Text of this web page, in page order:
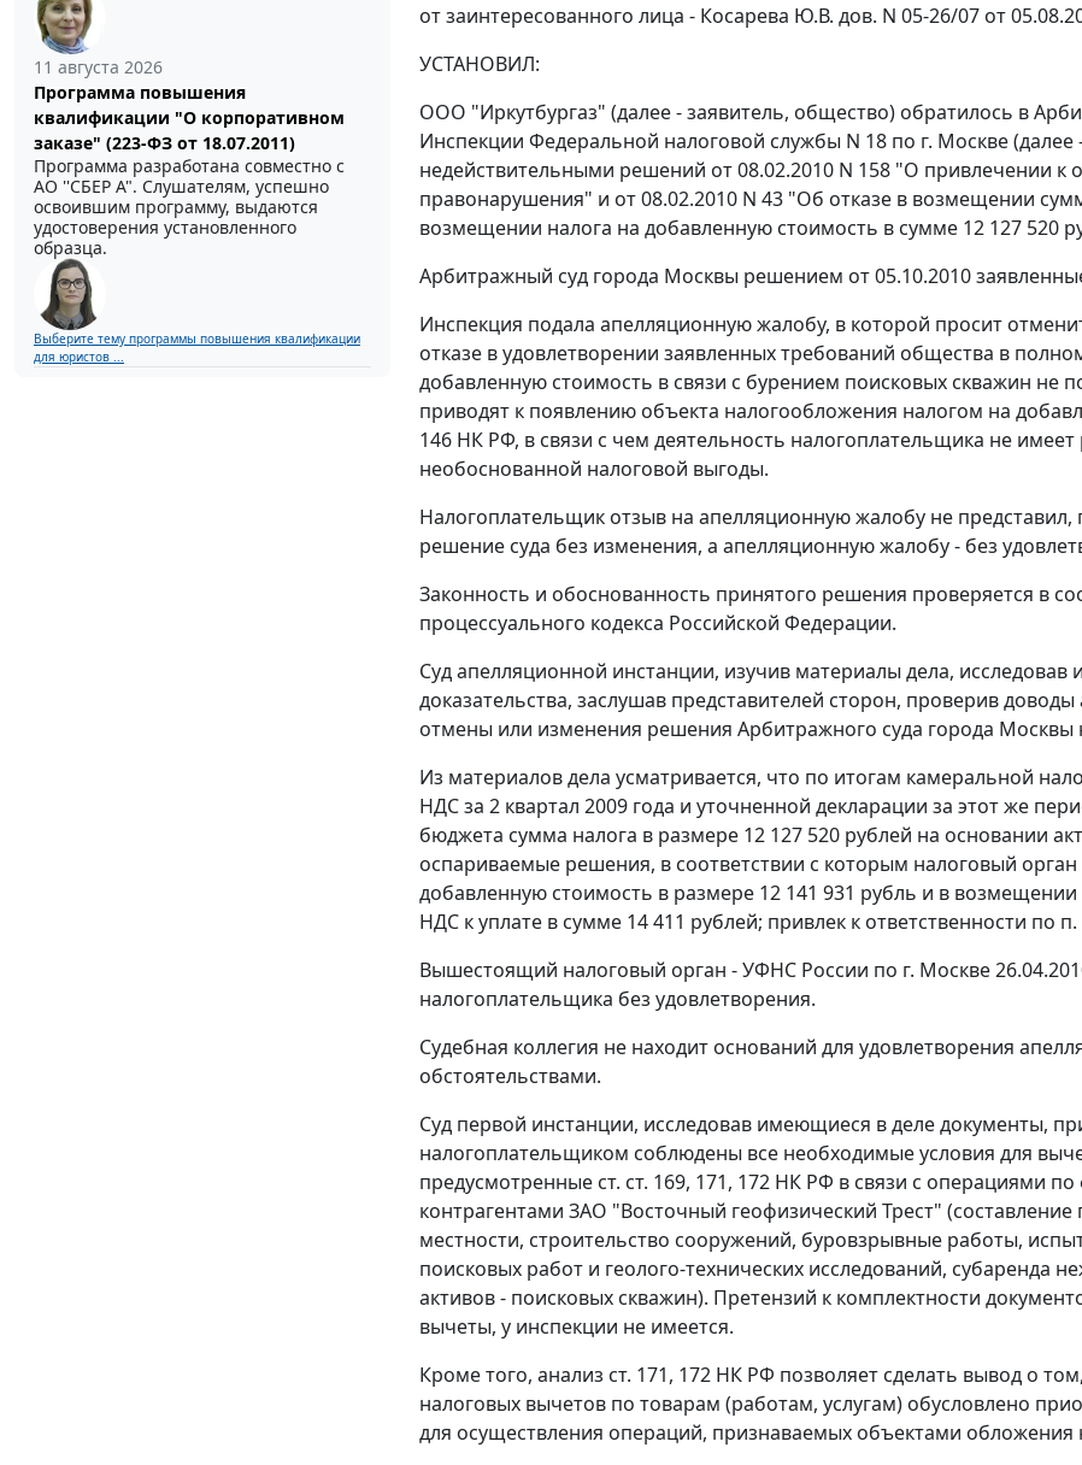
11 августа 2026
Программа повышения
квалификации "О корпоративном
заказе" (223-ФЗ от 18.07.2011)
Программа разработана совместно с
АО ''СБЕР А". Слушателям, успешно
освоившим программу, выдаются
удостоверения установленного
образца.
Выберите тему программы повышения квалификации
для юристов ...
от заинтересованного лица - Косарева Ю.В. дов. N 05-26/07 от
УСТАНОВИЛ:
ООО "Иркутбургаз" (далее - заявитель, общество) обратилось в
Инспекции Федеральной налоговой службы N 18 по г. Москве
недействительными решений от 08.02.2010 N 158 "О привлечении к
правонарушения" и от 08.02.2010 N 43 "Об отказе в возмещении
возмещении налога на добавленную стоимость в сумме 12 127 520
Арбитражный суд города Москвы решением от 05.10.2010
Инспекция подала апелляционную жалобу, в которой просит
отказе в удовлетворении заявленных требований общества в
добавленную стоимость в связи с бурением поисковых скважин не
приводят к появлению объекта налогообложения налогом на
146 НК РФ, в связи с чем деятельность налогоплательщика не
необоснованной налоговой выгоды.
Налогоплательщик отзыв на апелляционную жалобу не представил,
решение суда без изменения, а апелляционную жалобу - без
Законность и обоснованность принятого решения проверяется в
процессуального кодекса Российской Федерации.
Суд апелляционной инстанции, изучив материалы дела,
доказательства, заслушав представителей сторон, проверив
отмены или изменения решения Арбитражного суда города Москвы
Из материалов дела усматривается, что по итогам камеральной
НДС за 2 квартал 2009 года и уточненной декларации за этот же
бюджета сумма налога в размере 12 127 520 рублей на основании
оспариваемые решения, в соответствии с которым налоговый
добавленную стоимость в размере 12 141 931 рубль и в
НДС к уплате в сумме 14 411 рублей; привлек к ответственности по п.
Вышестоящий налоговый орган - УФНС России по г. Москве
налогоплательщика без удовлетворения.
Судебная коллегия не находит оснований для удовлетворения
обстоятельствами.
Суд первой инстанции, исследовав имеющиеся в деле документы,
налогоплательщиком соблюдены все необходимые условия для
предусмотренные ст. ст. 169, 171, 172 НК РФ в связи с операциями
контрагентами ЗАО "Восточный геофизический Трест"
местности, строительство сооружений, буровзрывные работы,
поисковых работ и геолого-технических исследований,
активов - поисковых скважин). Претензий к комплектности
вычеты, у инспекции не имеется.
Кроме того, анализ ст. 171, 172 НК РФ позволяет сделать вывод о
налоговых вычетов по товарам (работам, услугам) обусловлено
для осуществления операций, признаваемых объектами